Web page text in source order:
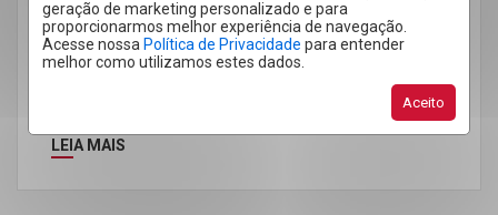
geração de marketing personalizado e para
proporcionarmos melhor experiência de navegação.
Acesse nossa Política de Privacidade para entender
melhor como utilizamos estes dados.
Aceito
LEIA MAIS